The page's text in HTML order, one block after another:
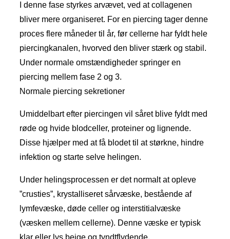
I denne fase styrkes arvævet, ved at collagenen
bliver mere organiseret. For en piercing tager denne
proces flere måneder til år, før cellerne har fyldt hele
piercingkanalen, hvorved den bliver stærk og stabil.
Under normale omstændigheder springer en
piercing mellem fase 2 og 3.
Normale piercing sekretioner
Umiddelbart efter piercingen vil såret blive fyldt med
røde og hvide blodceller, proteiner og lignende.
Disse hjælper med at få blodet til at størkne, hindre
infektion og starte selve helingen.
Under helingsprocessen er det normalt at opleve
”crusties”, krystalliseret sårvæske, bestående af
lymfevæske, døde celler og interstitialvæske
(væsken mellem cellerne). Denne væske er typisk